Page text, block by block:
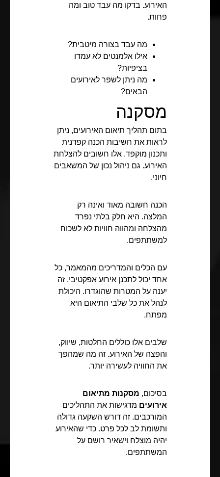
האירוע. בדקו מה עבד טוב ומה
פחות.
מה עבד בצורה מיטבית?
אילו אלמנטים לא עמדו
בציפיות?
מה ניתן לשפר לאירועים
הבאים?
מסקנה
בתום תהליך תיאום האירועים, ניתן
לראות את חשיבות הכנה קפדנית
ותכנון מוקפד. אלו חשובים להצלחת
האירוע. גם ניהול נכון של המשאבים
חיוני.
הכנה חשובה מאוד ואינה רק
המלצה. היא חלק בלתי נפרד
מהצלחה ומהווה חוויות לא לשכוח
למשתתפים.
עם הכלים והמדריכים מהמאמר, כל
אחד יכול לתכנן אירוע אפקטיבי. זה
יענה על המטרות שהוגדרו. היכולת
לנהל את כל שלבי התיאום היא
מפתח.
שלבים אלו כוללים החלטות, שיווק,
והפצה של האירוע. זה מה שמהפך
את החוויה לעשירה יותר.
בסיכום, מסקנות מתיאום
אירועים מדגישות את התהליכים
המורכבים. זה דורש השקעה גדולה
ותשומת לב לכל פרט. כדי שהאירוע
יהיה מוצלח וישאיר רושם על
המשתתפים.